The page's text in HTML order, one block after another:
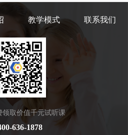
教学模式 联系我们
领取价值千元试听课
636-1878